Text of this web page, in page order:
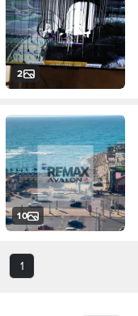
2
10
1